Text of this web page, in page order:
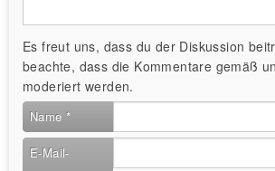
Es freut uns, dass du der Diskussion
beachte, dass die Kommentare gemäß
moderiert werden.
Name *
E-Mail-